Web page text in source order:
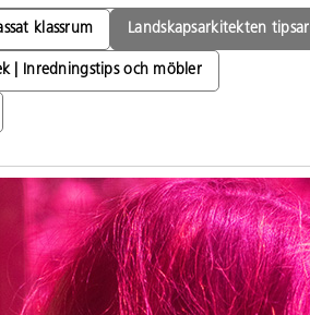
klassrum Landskapsarkitekten tipsar
| Inredningstips och möbler